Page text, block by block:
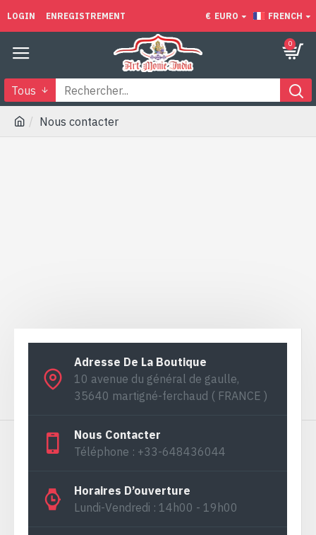
LOGIN ENREGISTREMENT € EURO FRENCH
0
Tous
Nous contacter
Adresse De La Boutique
10 avenue du général de gaulle,
35640 martigné-ferchaud ( FRANCE )
Nous Contacter
Téléphone : +33-648436044
Horaires D’ouverture
Lundi-Vendredi : 14h00 - 19h00